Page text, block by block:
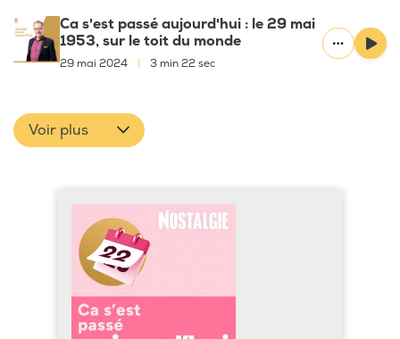
Ca s'est passé aujourd'hui : le 29 mai
1953, sur le toit du monde
29 mai 2024 3 min 22 sec
Voir plus